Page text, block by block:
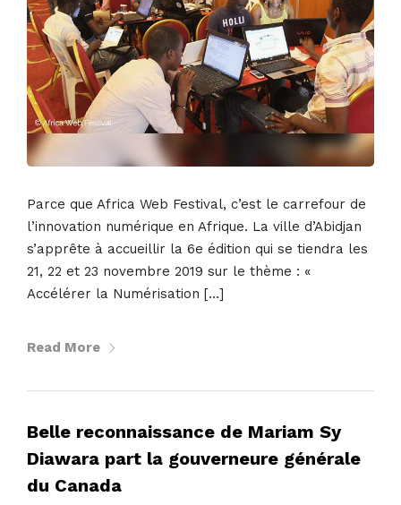
Parce que Africa Web Festival, c’est le carrefour de
l’innovation numérique en Afrique. La ville d’Abidjan
s’apprête à accueillir la 6e édition qui se tiendra les
21, 22 et 23 novembre 2019 sur le thème : «
Accélérer la Numérisation […]
Read More
Belle reconnaissance de Mariam Sy
Diawara part la gouverneure générale
du Canada